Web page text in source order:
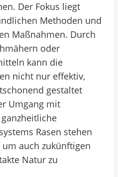
Der Fokus liegt
Methoden und
Maßnahmen. Durch
oder
kann die
nicht nur effektiv,
gestaltet
Umgang mit
Rasen stehen
auch zukünftigen
Natur zu